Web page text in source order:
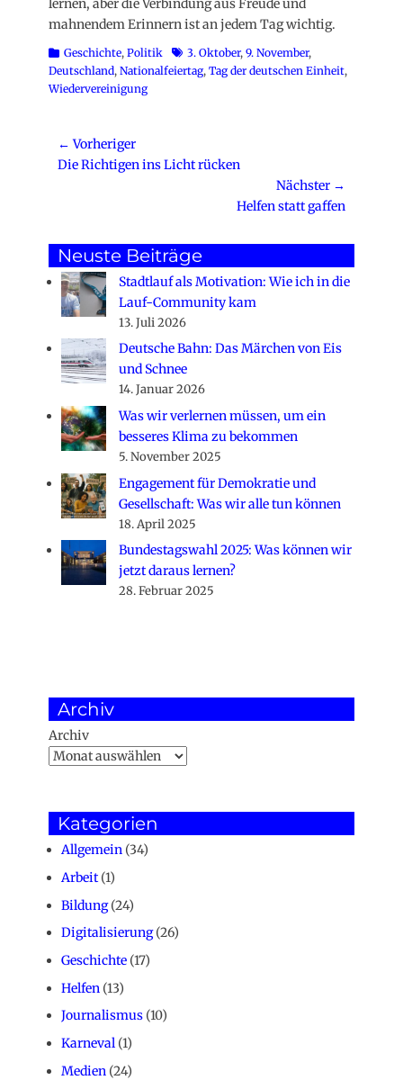
lernen, aber die Verbindung aus Freude und
mahnendem Erinnern ist an jedem Tag wichtig.
Kategorien
Geschichte, Politik Schlagworte
3. Oktober, 9. November,
Deutschland, Nationalfeiertag, Tag der deutschen Einheit,
Wiedervereinigung
Beitragsnavigation
← Vorheriger
Vorheriger
Die Richtigen ins Licht rücken
Nächster →
Helfen statt gaffen
Neuste Beiträge
Stadtlauf als Motivation: Wie ich in die
Lauf-Community kam
13. Juli 2026
Deutsche Bahn: Das Märchen von Eis
und Schnee
14. Januar 2026
Was wir verlernen müssen, um ein
besseres Klima zu bekommen
5. November 2025
Engagement für Demokratie und
Gesellschaft: Was wir alle tun können
18. April 2025
Bundestagswahl 2025: Was können wir
jetzt daraus lernen?
28. Februar 2025
Archiv
Archiv
Kategorien
Allgemein (34)
Arbeit(1)
Bildung(24)
Digitalisierung(26)
Geschichte (17)
Helfen (13)
Journalismus (10)
Karneval (1)
Medien (24)